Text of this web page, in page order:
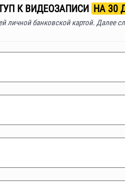
К ВИДЕОЗАПИСИ НА 30
личной банковской картой. Далее